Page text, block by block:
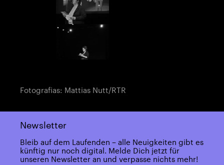
Fotografias: Mattias Nutt/RTR
Newsletter
Bleib auf dem Laufenden – alle Neuigkeiten gibt es
künftig nur noch digital. Melde Dich jetzt für
unseren Newsletter an und verpasse nichts mehr!